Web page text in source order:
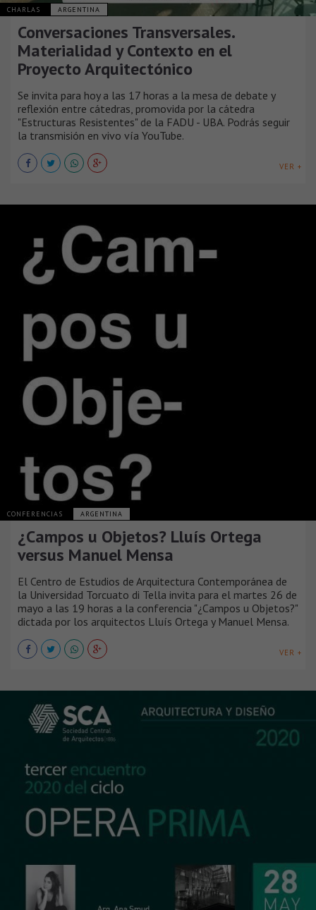
CHARLAS ARGENTINA
Conversaciones Transversales.
Materialidad y Contexto en el
Proyecto Arquitectónico
Se invita para hoy a las 17 horas a la mesa de debate y
reflexión entre cátedras, promovida por la cátedra
"Estructuras Resistentes" de la FADU - UBA. Podrás seguir
la transmisión en vivo vía YouTube.
VER +
CONFERENCIAS ARGENTINA
¿Campos u Objetos? Lluís Ortega
versus Manuel Mensa
El Centro de Estudios de Arquitectura Contemporánea de
la Universidad Torcuato di Tella invita para el martes 26 de
mayo a las 19 horas a la conferencia "¿Campos u Objetos?"
dictada por los arquitectos Lluís Ortega y Manuel Mensa.
VER +